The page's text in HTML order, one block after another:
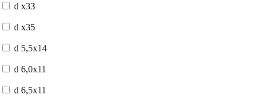
d x33
d x35
d 5,5x14
d 6,0x11
d 6,5x11